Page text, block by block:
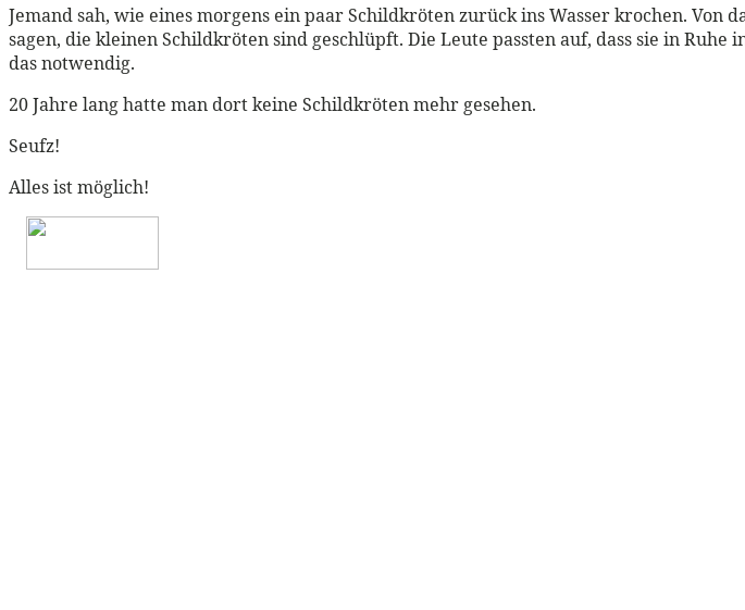
Jemand sah, wie eines morgens ein paar Schildkröten zurück ins Wasser krochen. Von
sagen, die kleinen Schildkröten sind geschlüpft. Die Leute passten auf, dass sie in
das notwendig.
20 Jahre lang hatte man dort keine Schildkröten mehr gesehen.
Seufz!
Alles ist möglich!